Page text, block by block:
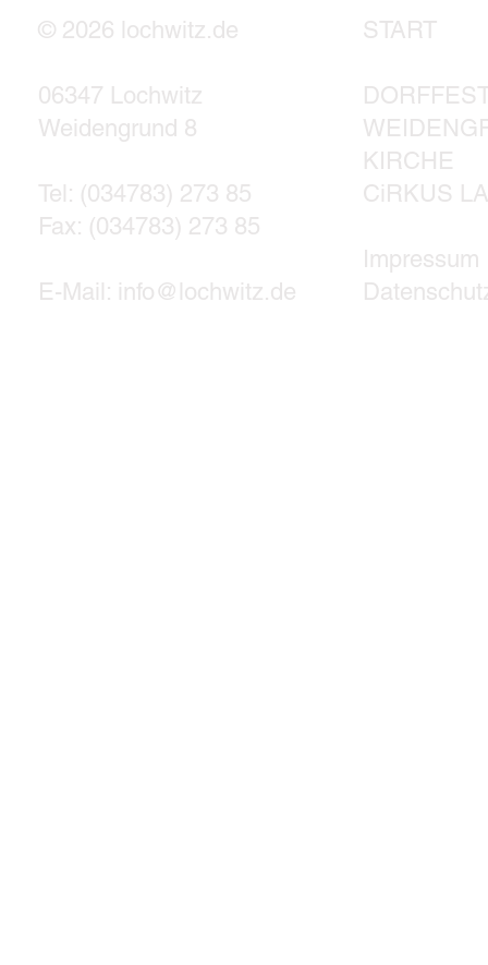
© 2026 lochwitz.de
06347 Lochwitz
Weidengrund 8
Tel: (034783) 273 85
Fax: (034783) 273 85
E-Mail: info@lochwitz.de
START
KIRCHE
CiRKUS
Impressum